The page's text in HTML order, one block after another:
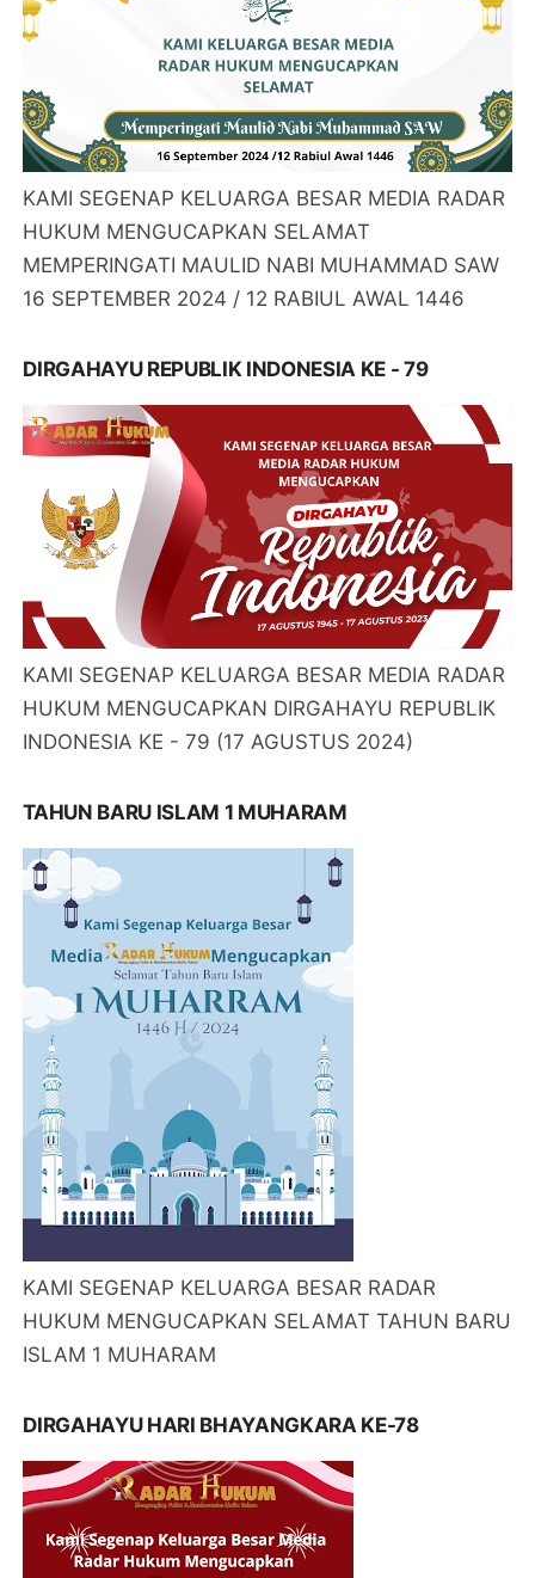
KAMI SEGENAP KELUARGA BESAR MEDIA RADAR
HUKUM MENGUCAPKAN SELAMAT
MEMPERINGATI MAULID NABI MUHAMMAD SAW
16 SEPTEMBER 2024 / 12 RABIUL AWAL 1446
DIRGAHAYU REPUBLIK INDONESIA KE - 79
KAMI SEGENAP KELUARGA BESAR MEDIA RADAR
HUKUM MENGUCAPKAN DIRGAHAYU REPUBLIK
INDONESIA KE - 79 (17 AGUSTUS 2024)
TAHUN BARU ISLAM 1 MUHARAM
KAMI SEGENAP KELUARGA BESAR RADAR
HUKUM MENGUCAPKAN SELAMAT TAHUN BARU
ISLAM 1 MUHARAM
DIRGAHAYU HARI BHAYANGKARA KE-78